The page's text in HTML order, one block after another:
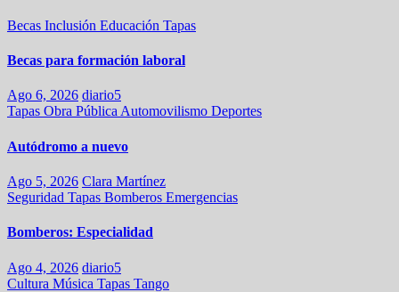
Becas Inclusión Educación Tapas
Becas para formación laboral
Ago 6, 2026 diario5
Tapas Obra PúblicaAutomovilismo Deportes
Autódromo a nuevo
Ago 5, 2026 Clara Martínez
Seguridad Tapas Bomberos Emergencias
Bomberos: Especialidad
Ago 4, 2026 diario5
Cultura Música Tapas Tango